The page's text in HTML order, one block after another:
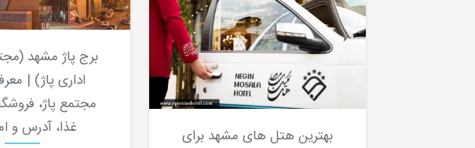
بهترین هتل های مشهد برای
برج پاژ مشهد
اداری پاژ) |
مجتمع پاژ،
غذا، آدرس و